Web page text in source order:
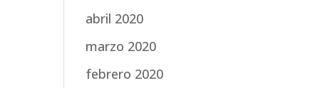
abril 2020
marzo 2020
febrero 2020